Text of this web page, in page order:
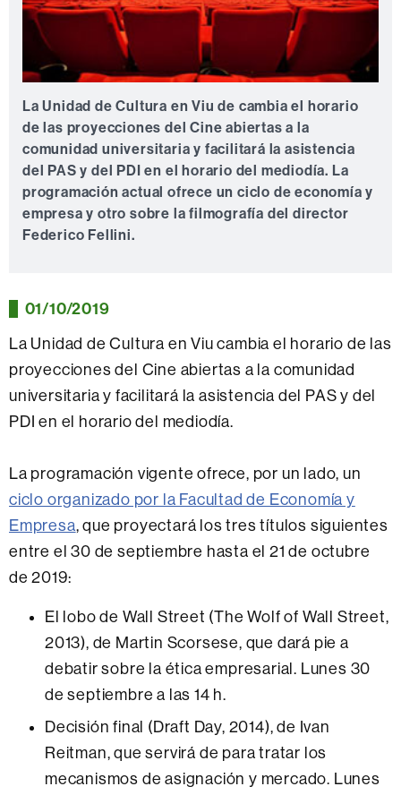
La Unidad de Cultura en Viu de cambia el horario
de las proyecciones del Cine abiertas a la
comunidad universitaria y facilitará la asistencia
del PAS y del PDI en el horario del mediodía. La
programación actual ofrece un ciclo de economía y
empresa y otro sobre la filmografía del director
Federico Fellini.
01/10/2019
La Unidad de Cultura en Viu cambia el horario de las
proyecciones del Cine abiertas a la comunidad
universitaria y facilitará la asistencia del PAS y del
PDI en el horario del mediodía.
La programación vigente ofrece, por un lado, un
ciclo organizado por la Facultad de Economía y
Empresa, que proyectará los tres títulos siguientes
entre el 30 de septiembre hasta el 21 de octubre
de 2019:
El lobo de Wall Street (The Wolf of Wall Street,
2013), de Martin Scorsese, que dará pie a
debatir sobre la ética empresarial. Lunes 30
de septiembre a las 14 h.
Decisión final (Draft Day, 2014), de Ivan
Reitman, que servirá de para tratar los
mecanismos de asignación y mercado. Lunes